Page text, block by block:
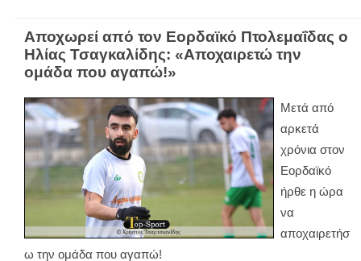
Αποχωρεί από τον Εορδαϊκό Πτολεμαΐδας ο
Ηλίας Τσαγκαλίδης: «Αποχαιρετώ την
ομάδα που αγαπώ!»
Μετά από
αρκετά
χρόνια στον
Εορδαϊκό
ήρθε η ώρα
να
αποχαιρετήσ
ω την ομάδα που αγαπώ!